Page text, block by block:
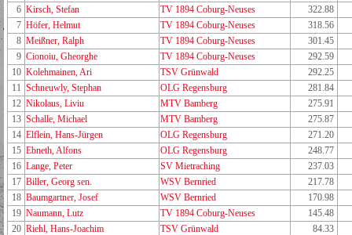
6 Kirsch, Stefan TV 1894 Coburg-Neuses
322.88
7 Höfer, Helmut TV 1894 Coburg-Neuses
318.56
8 Meißner, Ralph TV 1894 Coburg-Neuses
301.45
9 Cionoiu, Gheorghe TV 1894 Coburg-Neuses
292.59
10 Kolehmainen, Ari TSV Grünwald
292.25
11 Schneuwly, Stephan OLG Regensburg
281.84
12 Nikolaus, Liviu MTV Bamberg
275.91
13 Schalle, Michael MTV Bamberg
275.87
14 Elflein, Hans-Jürgen OLG Regensburg
271.20
15 Ebneth, Alfons OLG Regensburg
248.77
16 Lange, Peter SV Mietraching
237.03
17 Biller, Georg sen. WSV Bernried
217.78
18 Baumgartner, Josef WSV Bernried
170.98
19 Naumann, Lutz TV 1894 Coburg-Neuses
145.48
20 Riehl, Hans-Joachim TSV Grünwald
84.33